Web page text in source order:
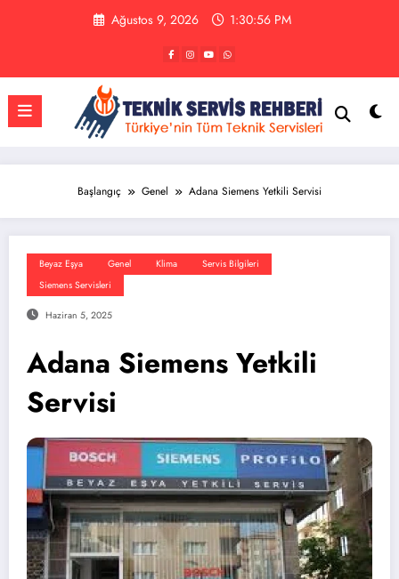
Ağustos 9, 2026 1:30:57 PM
Başlangıç Genel Adana Siemens Yetkili Servisi
Beyaz Eşya Genel Klima
Servis Bilgileri
Siemens Servisleri
Haziran 5, 2025
Adana Siemens Yetkili
Servisi